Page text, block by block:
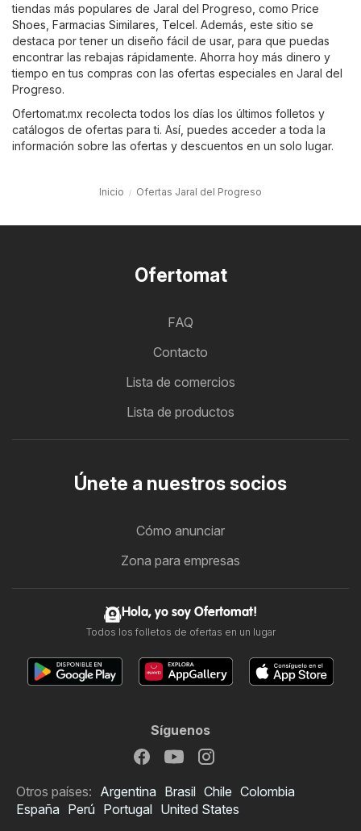
tiendas más populares de Jaral del Progreso, como Price
Shoes Farmacias Similares Telcel. Además, este sitio se
destaca por tener un diseño fácil de usar, para que puedas
encontrar las rebajas rápidamente. Ahorra hoy más dinero y
tiempo en tus compras con las ofertas especiales en Jaral del
Progreso.
Ofertomat.mx recolecta todos los días los últimos folletos y
catálogos de ofertas para ti. Así, puedes acceder a toda la
información sobre las ofertas y descuentos en un solo lugar.
Inicio Ofertas Jaral del Progreso
Ofertomat
FAQ
Contacto
Lista de comercios
Lista de productos
Únete a nuestros socios
Cómo anunciar
Zona para empresas
Hola, yo soy Ofertomat!
Todos los folletos de ofertas en un lugar
Síguenos
Otros países: Argentina Brasil Chile Colombia
España Perú Portugal United States